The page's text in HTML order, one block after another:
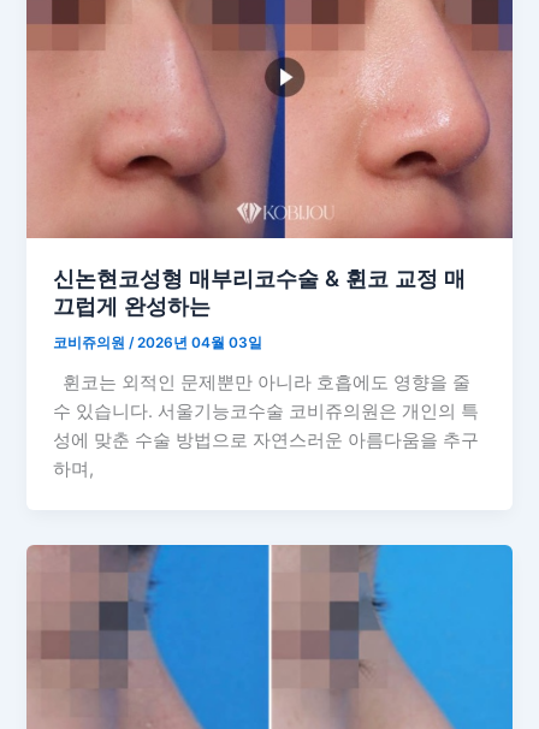
신논현코성형 매부리코수술 & 휜코 교정 매
끄럽게 완성하는
코비쥬의원/2026년 04월 03일
휜코는 외적인 문제뿐만 아니라 호흡에도 영향을 줄
수 있습니다. 서울기능코수술 코비쥬의원은 개인의 특
성에 맞춘 수술 방법으로 자연스러운 아름다움을 추구
하며,